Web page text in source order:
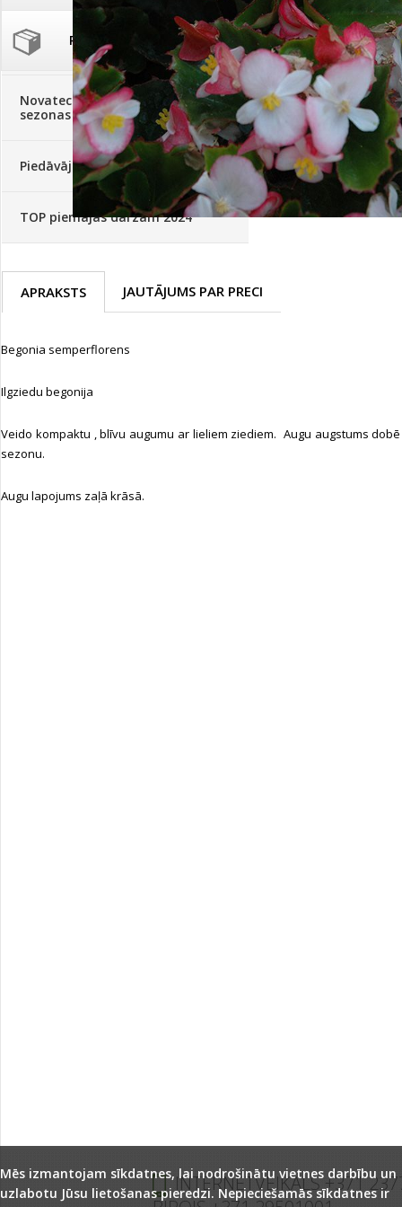
Palīglīdzekļi augu audzēšanai(72)
Klientu Diena
Novatec - izcils mēslošanai arī
sezonas otrajā pusē!
Piedāvājums ābeļdārziem
TOP piemājas dārzam 2024
APRAKSTS JAUTĀJUMS PAR PRECI
Begonia semperflorens
Ilgziedu begonija
Veido kompaktu , blīvu augumu ar lieliem ziediem. Augu augstums
sezonu.
Augu lapojums zaļā krāsā.
INTERNETVEIKALS +371
Mēs izmantojam sīkdatnes, lai nodrošinātu vietnes darbību un
uzlabotu Jūsu lietošanas pieredzi. Nepieciešamās sīkdatnes ir